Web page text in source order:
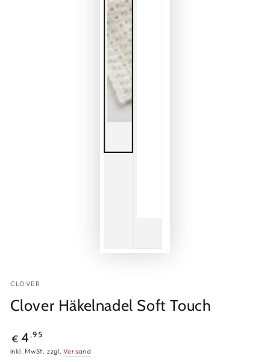
CLOVER
Clover Häkelnadel Soft Touch
Regulärer
Preis
€ 4,95
inkl. MwSt. zzgl.Versand